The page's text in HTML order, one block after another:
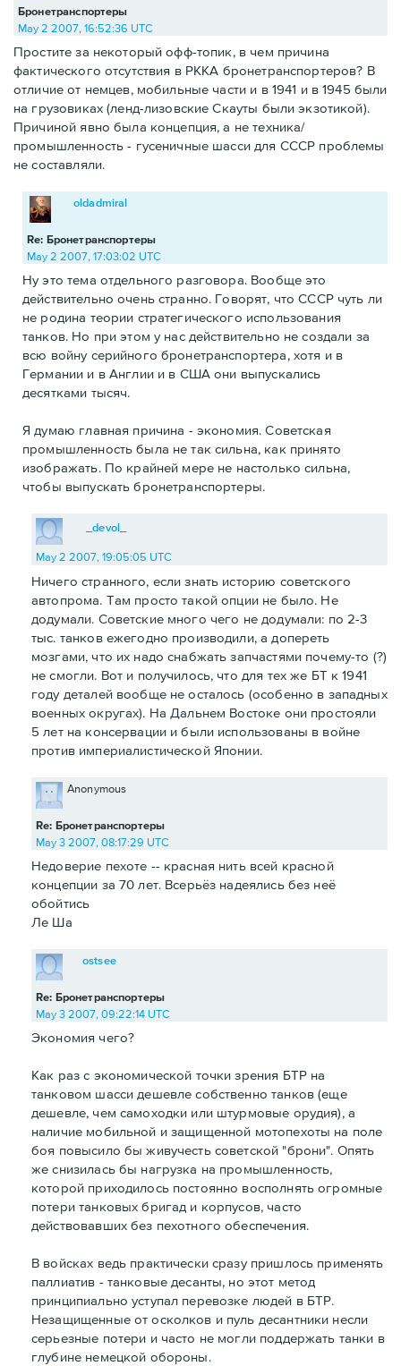
Бронетранспортеры
May 2 2007, 16:52:36 UTC
Простите за некоторый офф-топик, в чем причина
фактического отсутствия в РККА бронетранспортеров? В
отличие от немцев, мобильные части и в 1941 и в 1945 были
на грузовиках (ленд-лизовские Скауты были экзотикой).
Причиной явно была концепция, а не техника/
промышленность - гусеничные шасси для СССР проблемы
не составляли.
Re: Бронетранспортеры
oldadmiral
May 2 2007, 17:03:02 UTC
Ну это тема отдельного разговора. Вообще это
действительно очень странно. Говорят, что СССР чуть ли
не родина теории стратегического использования
танков. Но при этом у нас действительно не создали за
всю войну серийного бронетранспортера, хотя и в
Германии и в Англии и в США они выпускались
десятками тысяч.
Я думаю главная причина - экономия. Советская
промышленность была не так сильна, как принято
изображать. По крайней мере не настолько сильна,
чтобы выпускать бронетранспортеры.
_devol_
May 2 2007, 19:05:05 UTC
Ничего странного, если знать историю советского
автопрома. Там просто такой опции не было. Не
додумали. Советские много чего не додумали: по 2-3
тыс. танков ежегодно производили, а допереть
мозгами, что их надо снабжать запчастями почему-то (?)
не смогли. Вот и получилось, что для тех же БТ к 1941
году деталей вообще не осталось (особенно в западных
военных округах). На Дальнем Востоке они простояли
5 лет на консервации и были использованы в войне
против империалистической Японии.
Re: Бронетранспортеры
Anonymous
May 3 2007, 08:17:29 UTC
Недоверие пехоте -- красная нить всей красной
концепции за 70 лет. Всерьёз надеялись без неё
обойтись
Ле Ша
Re: Бронетранспортеры
ostsee
May 3 2007, 09:22:14 UTC
Экономия чего?
Как раз с экономической точки зрения БТР на
танковом шасси дешевле собственно танков (еще
дешевле, чем самоходки или штурмовые орудия), а
наличие мобильной и защищенной мотопехоты на поле
боя повысило бы живучесть советской "брони". Опять
же снизилась бы нагрузка на промышленность,
которой приходилось постоянно восполнять огромные
потери танковых бригад и корпусов, часто
действовавших без пехотного обеспечения.
В войсках ведь практически сразу пришлось применять
паллиатив - танковые десанты, но этот метод
принципиально уступал перевозке людей в БТР.
Незащищенные от осколков и пуль десантники несли
серьезные потери и часто не могли поддержать танки в
глубине немецкой обороны.